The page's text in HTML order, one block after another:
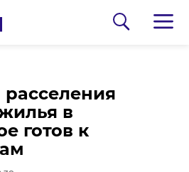
в
готов к
провел
на
Петербурга
23-